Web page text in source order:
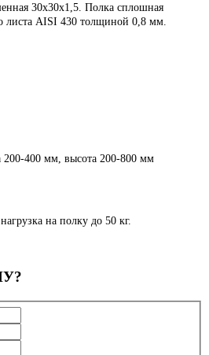
30х30х1,5. Полка сплошная
листа AISI 430 толщиной 0,8 мм.
400 мм, высота 200-800 мм
на полку до 50 кг.